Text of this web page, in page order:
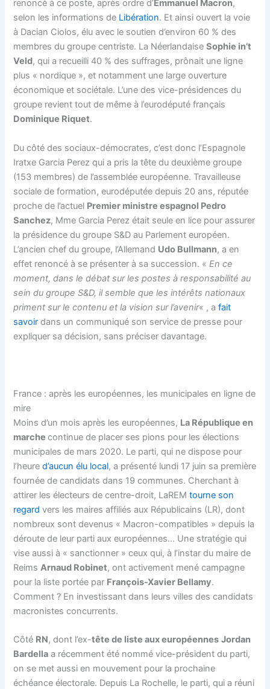
renoncé à ce poste, après ordre d’ Emmanuel Macron,
selon les informations de Libération. Et ainsi ouvert la voie
à Dacian Ciolos, élu avec le soutien d’environ 60 % des
membres du groupe centriste. La NéerlandaiseSophie in’t
Veld, qui a recueilli 40 % des suffrages, prônait une ligne
plus « nordique », et notamment une large ouverture
économique et sociétale. L’une des vice-présidences du
groupe revient tout de même à l’eurodéputé français
Dominique Riquet.
Du côté des sociaux-démocrates, c’est donc l’Espagnole
Iratxe Garcia Perez qui a pris la tête du deuxième groupe
(153 membres) de l’assemblée européenne. Travailleuse
sociale de formation, eurodéputée depuis 20 ans, réputée
proche de l’actuel Premier ministre espagnol Pedro
Sanchez, Mme Garcia Perez était seule en lice pour assurer
la présidence du groupe S&D au Parlement européen.
L’ancien chef du groupe, l’Allemand Udo Bullmann, a en
effet renoncé à se présenter à sa succession. «En ce
moment, dans le débat sur les postes à responsabilité au
sein du groupe S&D, il semble que les intérêts nationaux
priment sur le contenu et la vision sur l’avenir« , afait
savoir dans un communiqué son service de presse pour
expliquer sa décision, sans préciser davantage.
France : après les européennes, les municipales en ligne de
mire
Moins d’un mois après les européennes, La République en
marchecontinue de placer ses pions pour les élections
municipales de mars 2020. Le parti, qui ne dispose pour
l’heured’aucun élu local, a présenté lundi 17 juin sa première
fournée de candidats dans 19 communes. Cherchant à
attirer les électeurs de centre-droit, LaREMtourne son
regard vers les maires affiliés aux Républicains (LR), dont
nombreux sont devenus « Macron-compatibles » depuis la
déroute de leur parti aux européennes… Une stratégie qui
vise aussi à « sanctionner » ceux qui, à l’instar du maire de
Reims Arnaud Robinet, ont activement mené campagne
pour la liste portée par François-Xavier Bellamy.
Comment ? En investissant dans leurs villes des candidats
macronistes concurrents.
Côté RN, dont l’ex-tête de liste aux européennes Jordan
Bardella a récemment été nommé vice-président du parti,
on se met aussi en mouvement pour la prochaine
échéance électorale. Depuis La Rochelle, le parti, qui a réuni